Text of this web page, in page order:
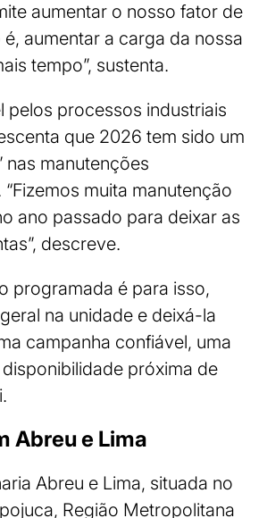
aumentar o nosso fator de
aumentar a carga da nossa
tempo”, sustenta.
pelos processos industriais
que 2026 tem sido um
nas manutenções
muita manutenção
ano passado para deixar as
descreve.
programada é para isso,
na unidade e deixá-la
campanha confiável, uma
próxima de
Abreu e Lima
Abreu e Lima, situada no
Região Metropolitana